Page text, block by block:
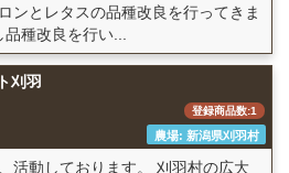
ンとレタスの品種改良を行ってきま
品種改良を行い...
刈羽
登録商品数:1
農場: 新潟県刈羽村
活動しております。 刈羽村の広大